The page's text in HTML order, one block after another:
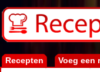
Recepten Voeg een